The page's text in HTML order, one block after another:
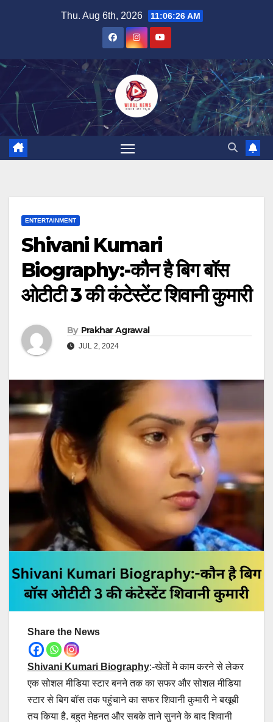
Thu. Aug 6th, 2026 11:06:27 AM
ENTERTAINMENT
Shivani Kumari
Biography:-कौन है बिग बॉस
ओटीटी 3 की कंटेस्टेंट शिवानी कुमारी
By Prakhar Agrawal
JUL 2, 2024
Share the News
Shivani Kumari Biography:-खेतों मे काम करने से लेकर
एक सोशल मीडिया स्टार बनने तक का सफर और सोशल मीडिया
स्टार से बिग बॉस तक पहुंचाने का सफर शिवानी कुमारी ने बखूबी
तय किया है. बहुत मेहनत और सबके ताने सुनने के बाद शिवानी